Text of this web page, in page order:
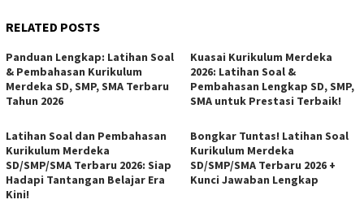
RELATED POSTS
Panduan Lengkap: Latihan Soal
& Pembahasan Kurikulum
Merdeka SD, SMP, SMA Terbaru
Tahun 2026
Kuasai Kurikulum Merdeka
2026: Latihan Soal &
Pembahasan Lengkap SD, SMP,
SMA untuk Prestasi Terbaik!
Latihan Soal dan Pembahasan
Kurikulum Merdeka
SD/SMP/SMA Terbaru 2026: Siap
Hadapi Tantangan Belajar Era
Kini!
Bongkar Tuntas! Latihan Soal
Kurikulum Merdeka
SD/SMP/SMA Terbaru 2026 +
Kunci Jawaban Lengkap